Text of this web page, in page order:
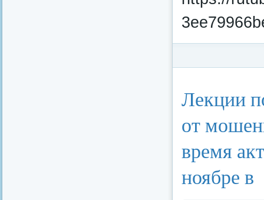
Лекции
от
время
ноябре в